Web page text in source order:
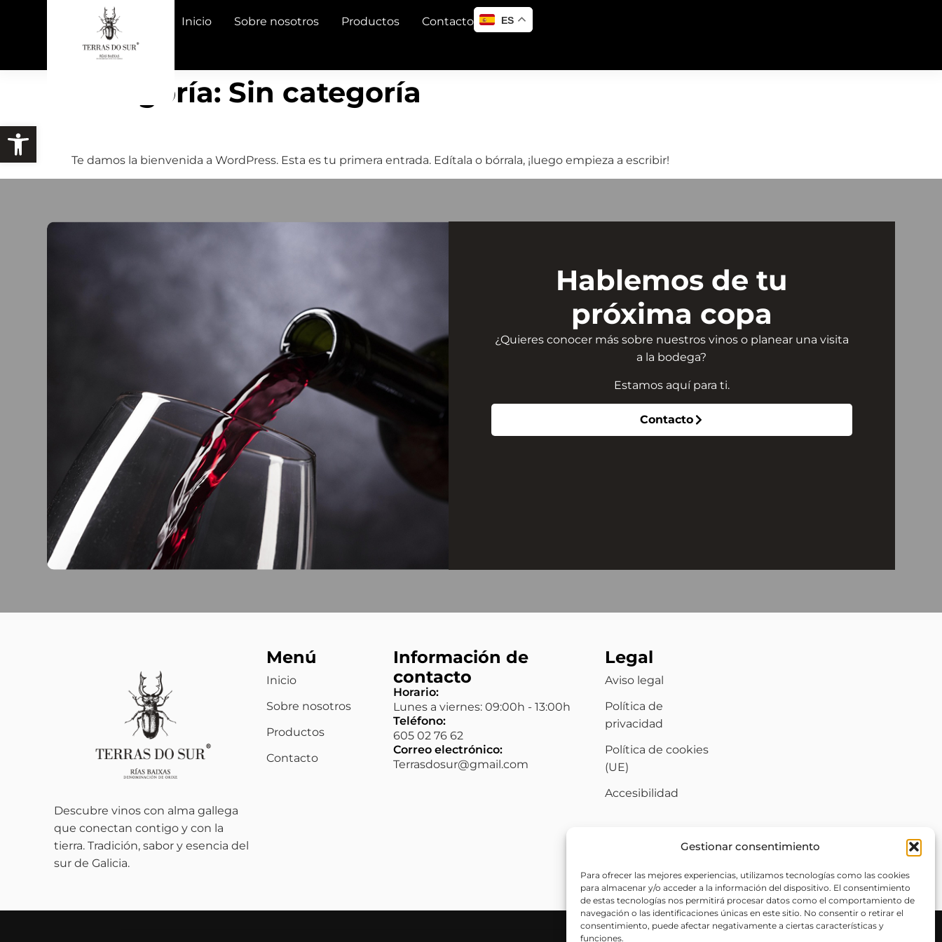
Gestionar consentimiento
Para ofrecer las mejores experiencias, utilizamos tecnologías como las cookies
para almacenar y/o acceder a la información del dispositivo. El consentimiento
de estas tecnologías nos permitirá procesar datos como el comportamiento de
navegación o las identificaciones únicas en este sitio. No consentir o retirar el
consentimiento, puede afectar negativamente a ciertas características y
funciones.
Inicio Sobre nosotros Productos Contacto ES
Categoría: Sin categoría
Te damos la bienvenida a WordPress. Esta es tu primera entrada. Edítala o bórrala, ¡luego empieza a escribir!
Hablemos de tu
próxima copa
¿Quieres conocer más sobre nuestros vinos o planear una visita
a la bodega?
Estamos aquí para ti.
Contacto
Descubre vinos con alma gallega
que conectan contigo y con la
tierra. Tradición, sabor y esencia del
sur de Galicia.
Menú
Inicio
Sobre nosotros
Productos
Contacto
Información de
contacto
Horario:
Lunes a viernes: 09:00h - 13:00h
Teléfono:
605 02 76 62
Correo electrónico:
Terrasdosur@gmail.com
Legal
Aviso legal
Política de
privacidad
Política de cookies
(UE)
Accesibilidad